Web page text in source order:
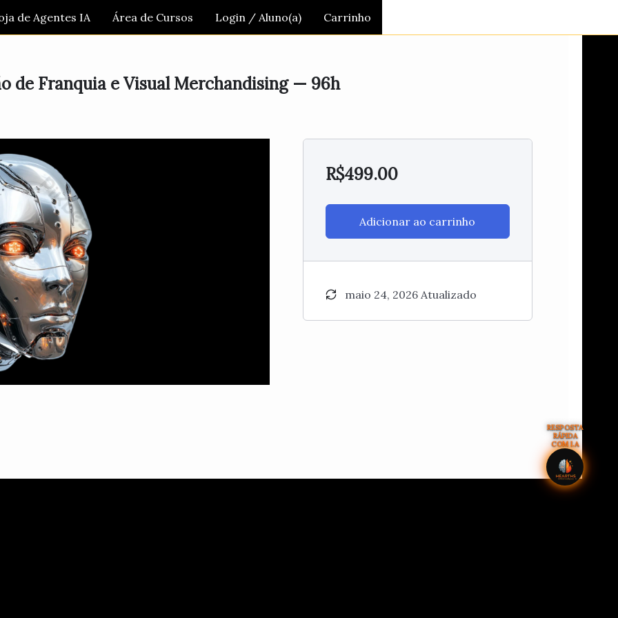
RESPOSTA
RÁPIDA
COM I.A
de Agentes IA Área de Cursos Login / Aluno(a) Carrinho
de Franquia e Visual Merchandising — 96h
R$499.00
Adicionar ao carrinho
maio 24, 2026 Atualizado